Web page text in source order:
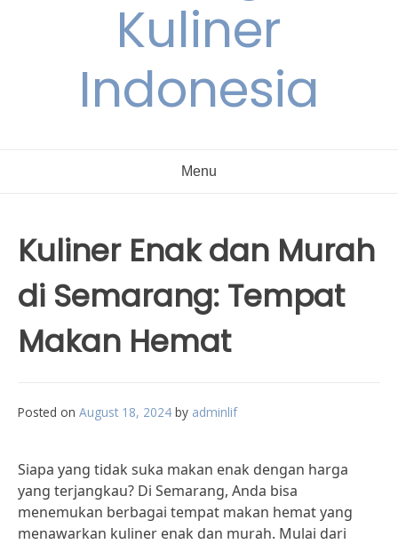
Kuliner
Indonesia
Menu
Kuliner Enak dan Murah
di Semarang: Tempat
Makan Hemat
Posted on August 18, 2024 by adminlif
Siapa yang tidak suka makan enak dengan harga
yang terjangkau? Di Semarang, Anda bisa
menemukan berbagai tempat makan hemat yang
menawarkan kuliner enak dan murah. Mulai dari